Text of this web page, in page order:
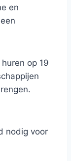
en
op 19
nodig voor